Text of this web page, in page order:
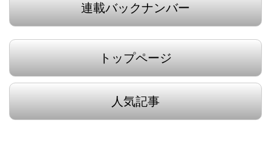
連載バックナンバー
トップページ
人気記事